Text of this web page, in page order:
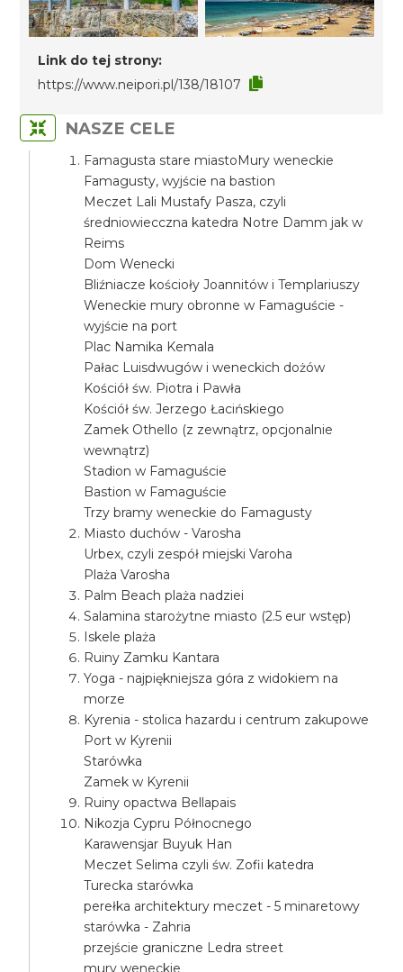
Link do tej strony:
https://www.neipori.pl/138/18107
NASZE CELE
Famagusta stare miastoMury weneckie
Famagusty, wyjście na bastion
Meczet Lali Mustafy Pasza, czyli
średniowiecczna katedra Notre Damm jak w
Reims
Dom Wenecki
Bliźniacze kościoły Joannitów i Templariuszy
Weneckie mury obronne w Famaguście -
wyjście na port
Plac Namika Kemala
Pałac Luisdwugów i weneckich dożów
Kościół św. Piotra i Pawła
Kościół św. Jerzego Łacińskiego
Zamek Othello (z zewnątrz, opcjonalnie
wewnątrz)
Stadion w Famaguście
Bastion w Famaguście
Trzy bramy weneckie do Famagusty
Miasto duchów - Varosha
Urbex, czyli zespół miejski Varoha
Plaża Varosha
Palm Beach plaża nadziei
Salamina starożytne miasto (2.5 eur wstęp)
Iskele plaża
Ruiny Zamku Kantara
Yoga - najpiękniejsza góra z widokiem na
morze
Kyrenia - stolica hazardu i centrum zakupowe
Port w Kyrenii
Starówka
Zamek w Kyrenii
Ruiny opactwa Bellapais
Nikozja Cypru Północnego
Karawensjar Buyuk Han
Meczet Selima czyli św. Zofii katedra
Turecka starówka
perełka architektury meczet - 5 minaretowy
starówka - Zahria
przejście graniczne Ledra street
mury weneckie